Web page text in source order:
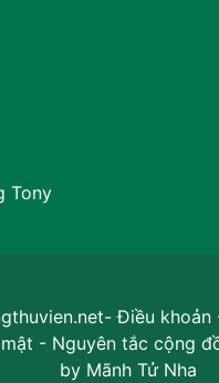
Tony
Điều khoản
- Nguyên tắc cộng
by Mãnh Tử Nha